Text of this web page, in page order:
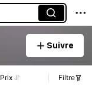
Suivre
Prix Filtre